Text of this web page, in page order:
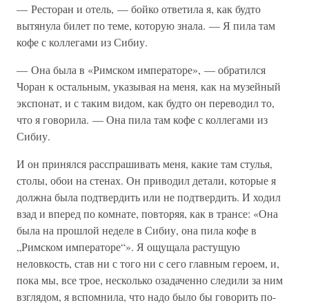
— Ресторан и отель, — бойко ответила я, как будто
вытянула билет по теме, которую знала. — Я пила там
кофе с коллегами из Сибиу.
— Она была в «Римском императоре», — обратился
Чоран к остальным, указывая на меня, как на музейный
экспонат, и с таким видом, как будто он переводил то,
что я говорила. — Она пила там кофе с коллегами из
Сибиу.
И он принялся расспрашивать меня, какие там стулья,
столы, обои на стенах. Он приводил детали, которые я
должна была подтвердить или не подтвердить. И ходил
взад и вперед по комнате, повторяя, как в трансе: «Она
была на прошлой неделе в Сибиу, она пила кофе в
„Римском императоре“». Я ощущала растущую
неловкость, став ни с того ни с сего главным героем, и,
пока мы, все трое, несколько озадаченно следили за ним
взглядом, я вспомнила, что надо было бы говорить по-